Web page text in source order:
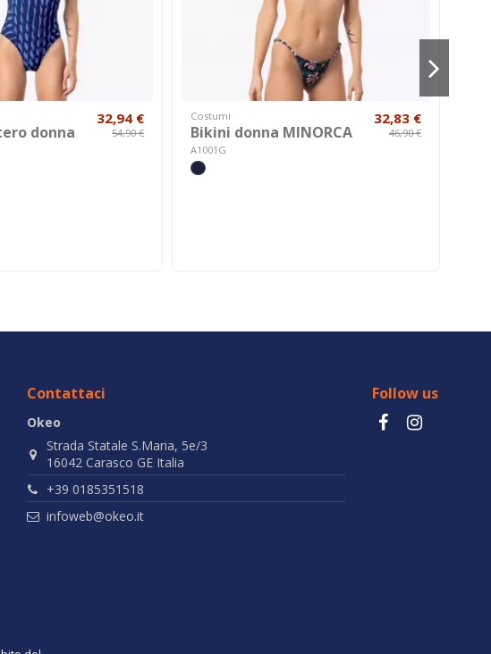
donna
32,94 €
54,90 €
Costumi
Bikini donna MINORCA
A1001G
32,83 €
46,90 €
Contattaci
Okeo
Strada Statale S.Maria, 5e/3
16042 Carasco GE Italia
+39 0185351518
infoweb@okeo.it
Follow us